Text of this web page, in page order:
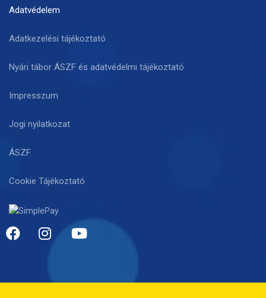
Adatvédelem
Adatkezelési tájékoztató
Nyári tábor ÁSZF és adatvédelmi tájékoztató
Impresszum
Jogi nyilatkozat
ÁSZF
Cookie Tájékoztató